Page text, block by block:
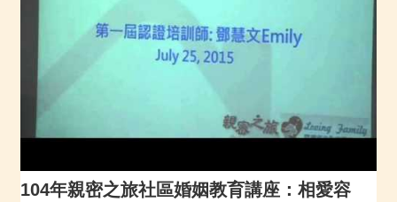
104年親密之旅社區婚姻教育講座：相愛容